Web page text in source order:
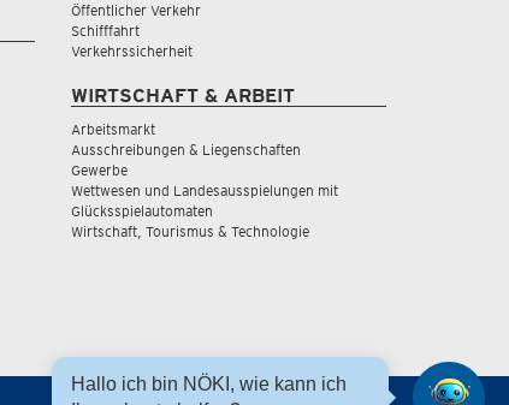
Öffentlicher Verkehr
Schifffahrt
Verkehrssicherheit
WIRTSCHAFT & ARBEIT
Arbeitsmarkt
Ausschreibungen & Liegenschaften
Gewerbe
Wettwesen und Landesausspielungen mit
Glücksspielautomaten
Wirtschaft, Tourismus & Technologie
Hallo ich bin NÖKI, wie kann ich